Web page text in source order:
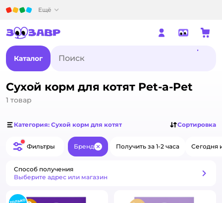
Ещё
Каталог
Сухой корм для котят Pet-a-Pet
1 товар
Категория: Сухой корм для котят Сортировка
Фильтры Бренд ЗакрытьПолучить за 1-2 часа Сегодня
Способ получения
Выберите адрес или магазин